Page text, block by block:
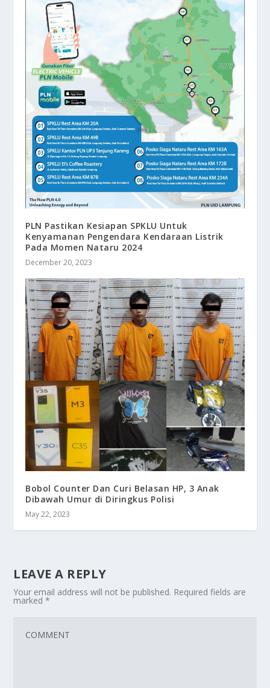
PLN Pastikan Kesiapan SPKLU Untuk
Kenyamanan Pengendara Kendaraan Listrik
Pada Momen Nataru 2024
December 20, 2023
Bobol Counter Dan Curi Belasan HP, 3 Anak
Dibawah Umur di Diringkus Polisi
May 22, 2023
LEAVE A REPLY
Your email address will not be published. Required fields are
marked*